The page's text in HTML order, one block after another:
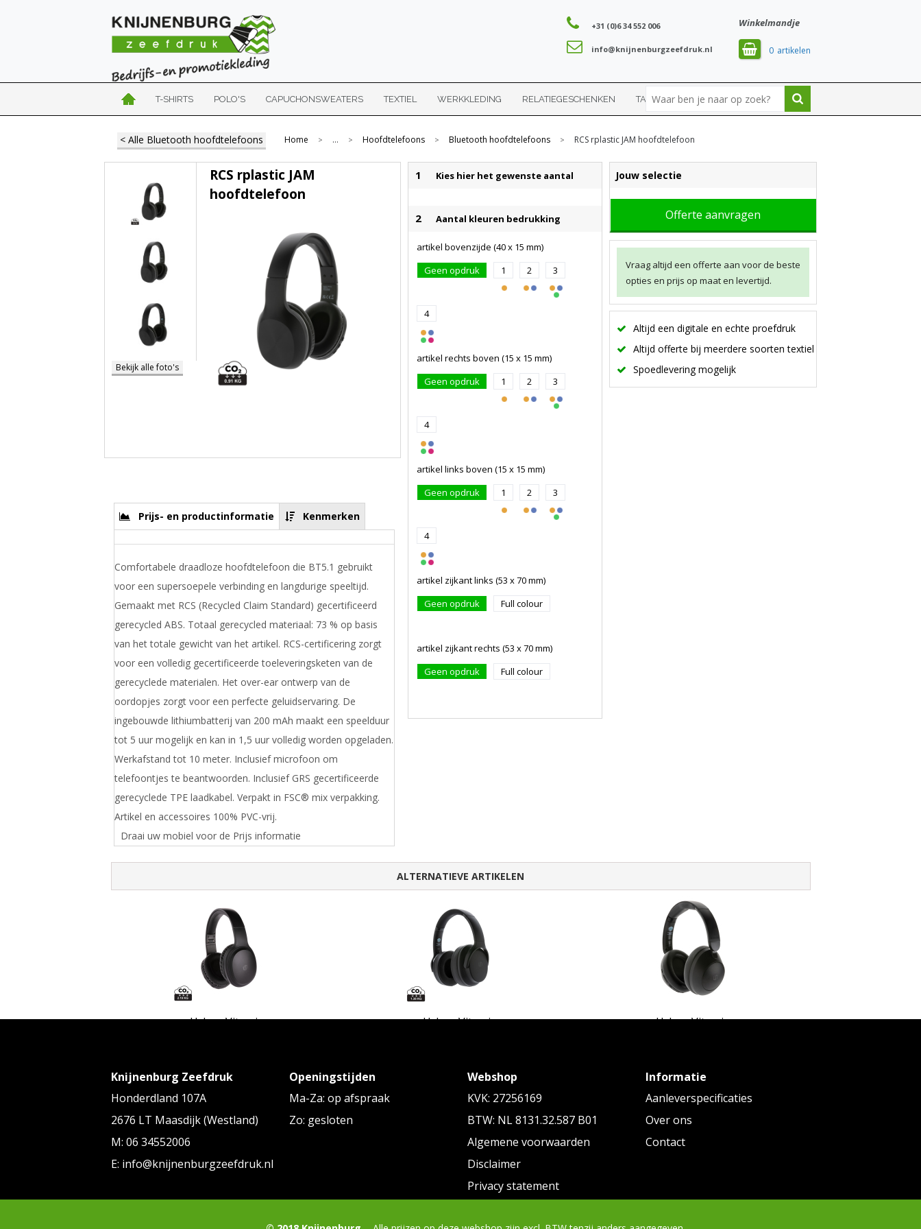
Winkelmandje
0
+31 (0)6 34 552 006
info@knijnenburgzeefdruk.nl
T-SHIRTS POLO'S CAPUCHONSWEATERS TEXTIEL WERKKLEDING RELATIEGESCHENKEN TASSEN SPORT
< Alle Bluetooth hoofdtelefoons Home > ... > Hoofdtelefoons > Bluetooth hoofdtelefoons > RCS rplastic JAM hoofdtelefoon
1 Kies hier het gewenste aantal
2 Aantal kleuren bedrukking
artikel bovenzijde (40 x 15 mm)
Geen opdruk
1 2 3
4
artikel rechts boven (15 x 15 mm)
Geen opdruk
1 2 3
4
artikel links boven (15 x 15 mm)
Geen opdruk
1 2 3
4
artikel zijkant links (53 x 70 mm)
Geen opdruk
Full colour
artikel zijkant rechts (53 x 70 mm)
Geen opdruk
Full colour
Jouw selectie
Offerte aanvragen
Vraag altijd een offerte aan voor de beste
opties en prijs op maat en levertijd.
Altijd een digitale en echte proefdruk
Altijd offerte bij meerdere soorten textiel
Spoedlevering mogelijk
Bekijk alle foto's
RCS rplastic JAM
hoofdtelefoon
Prijs- en productinformatie Kenmerken
Comfortabele draadloze hoofdtelefoon die BT5.1 gebruikt
voor een supersoepele verbinding en langdurige speeltijd.
Gemaakt met RCS (Recycled Claim Standard) gecertificeerd
gerecycled ABS. Totaal gerecycled materiaal: 73 % op basis
van het totale gewicht van het artikel. RCS-certificering zorgt
voor een volledig gecertificeerde toeleveringsketen van de
gerecyclede materialen. Het over-ear ontwerp van de
oordopjes zorgt voor een perfecte geluidservaring. De
ingebouwde lithiumbatterij van 200 mAh maakt een speelduur
tot 5 uur mogelijk en kan in 1,5 uur volledig worden opgeladen.
Werkafstand tot 10 meter. Inclusief microfoon om
telefoontjes te beantwoorden. Inclusief GRS gecertificeerde
gerecyclede TPE laadkabel. Verpakt in FSC® mix verpakking.
Artikel en accessoires 100% PVC-vrij.
Draai uw mobiel voor de Prijs informatie
ALTERNATIEVE ARTIKELEN
Urban Vitamin
Vanaf€ 34,27tot € 38,72 p/st
Urban Vitamin
tot € 48,41 p/st
Urban Vitamin
Vanaf€ 59,17tot € 66,85 p/st
Knijnenburg Zeefdruk
Honderdland 107A
2676 LT Maasdijk (Westland)
M: 06 34552006
E: info@knijnenburgzeefdruk.nl
Openingstijden
Ma-Za: op afspraak
Zo: gesloten
Webshop
KVK: 27256169
BTW: NL 8131.32.587 B01
Algemene voorwaarden
Disclaimer
Privacy statement
Informatie
Aanleverspecificaties
Over ons
Contact